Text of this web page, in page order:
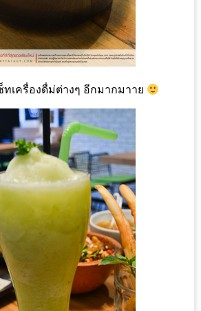
ทเครื่องดื่ม่ต่างๆ อีกมากมาาย